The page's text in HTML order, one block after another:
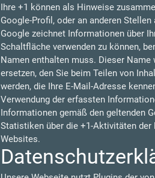
Ihre +1 können als Hinweise
Google-Profil, oder an anderen
Google zeichnet Informationen über
Schaltfläche verwenden zu können,
Namen enthalten muss. Dieser Name
ersetzen, den Sie beim Teilen von
werden, die Ihre E-Mail-Adresse
Verwendung der erfassten
Informationen gemäß den geltenden
Statistiken über die +1-Aktivitäten der
Websites.